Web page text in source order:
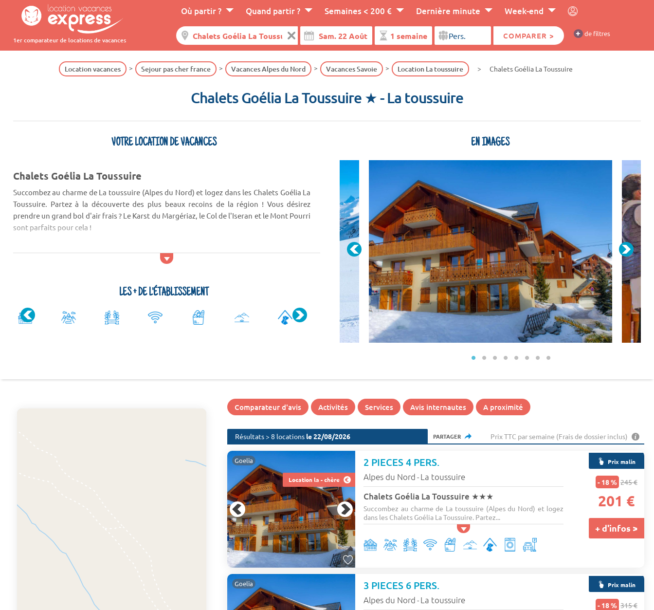
1er comparateur de locations de vacances
Où partir ? Quand partir ? Semaines < 200 € Dernière minute Week-end
COMPARER > + de filtres
Location vacances Sejour pas cher france Vacances Alpes du Nord Vacances Savoie Location La toussuire Chalets Goélia La Toussuire
Chalets Goélia La Toussuire ★- La toussuire
VOTRE LOCATION DE VACANCES
Chalets Goélia La Toussuire
Succombez au charme de La toussuire (Alpes du Nord) et logez dans les Chalets Goélia La
Toussuire. Partez à la découverte des plus beaux recoins de la région ! Vous désirez
prendre un grand bol d'air frais ? Le Karst du Margériaz, le Col de l'Iseran et le Mont Pourri
sont parfaits pour cela !
Activités et services
Si vous souhaitez trouver encore plus de distractions, sachez que des jeux de société sont
LES + DE L'ÉTABLISSEMENT
EN IMAGES
Comparateur d'avis Activités Services Avis internautes A proximité
Résultats > 8 locations le 22/08/2026 PARTAGER Prix TTC par semaine (Frais de dossier inclus)
Location la - chère
Goelia 2 PIECES 4 PERS.
Alpes du Nord - La toussuire
Chalets Goélia La Toussuire ★★★
Succombez au charme de La toussuire (Alpes du Nord) et logez
dans les Chalets Goélia La Toussuire. Partez...
Prix malin
- 18 % 245 €
201 €
+ d'infos >
Goelia 3 PIECES 6 PERS.
Alpes du Nord - La toussuire
Prix malin
- 18 % 315 €